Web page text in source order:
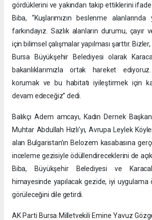
gördüklerini ve yakından takip ettiklerini
Biba, “Kuşlarımızın beslenme alanlarında
farkındayız. Sazlık alanların durumu, çayır
için bilimsel çalışmalar yapılması şarttır.
Bursa Büyükşehir Belediyesi olarak
bakanlıklarımızla ortak hareket
korumak ve bu habitatı iyileştirmek için
devam edeceğiz” dedi.
Balıkçı Adem amcayı, Kadın Dernek
Muhtar Abdullah Hızlı’yı, Avrupa Leylek
alan Bulgaristan’ın Belozem kasabasına
inceleme gezisiyle ödüllendireceklerini de
Biba, Büyükşehir Belediyesi ve
himayesinde yapılacak gezide, iyi uygulama
görüleceğini dile getirdi.
AK Parti Bursa Milletvekili Emine Yavuz